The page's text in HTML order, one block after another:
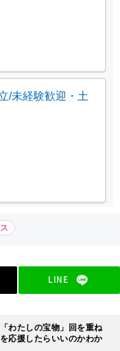
/未経験歓迎・土
LINE
わたしの宝物」回を重ね
応援したらいいのかわか